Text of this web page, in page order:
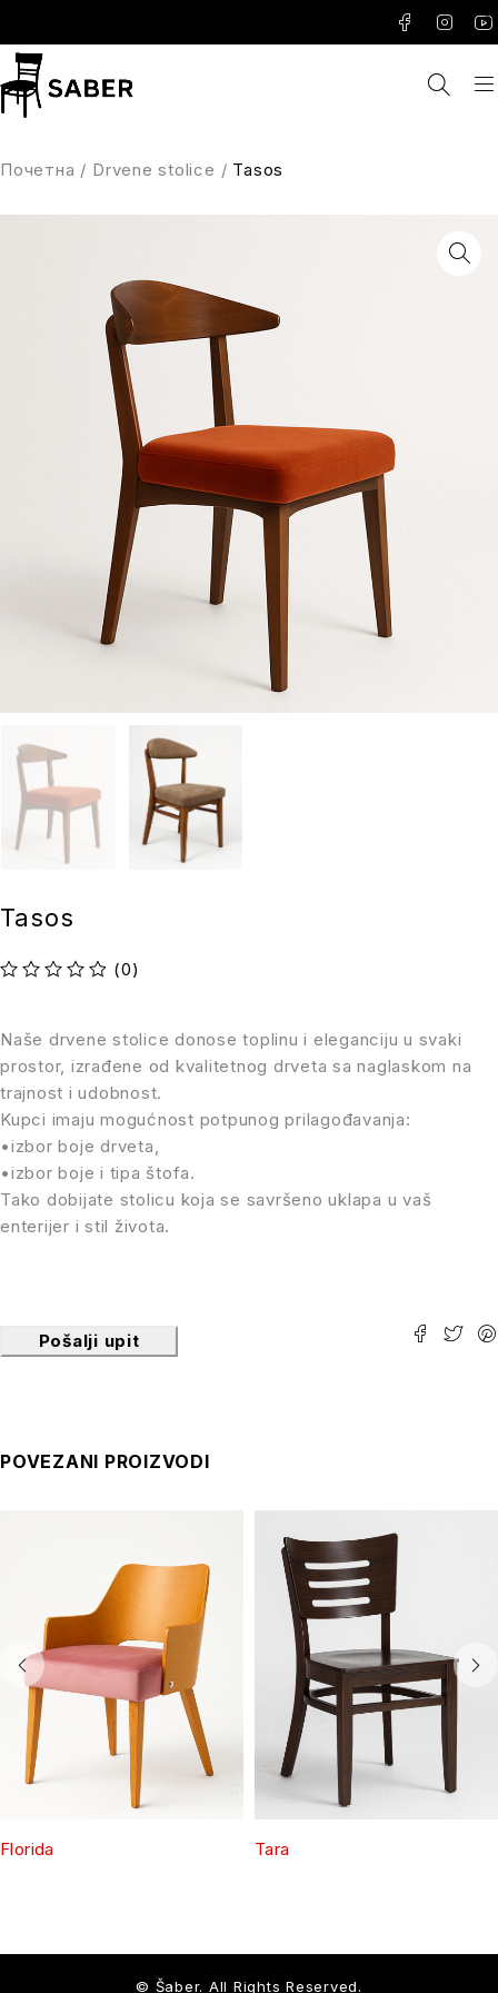
Почетна / Drvene stolice / Tasos
Tasos
(0)
Naše drvene stolice donose toplinu i eleganciju u svaki
prostor, izrađene od kvalitetnog drveta sa naglaskom na
trajnost i udobnost.
Kupci imaju mogućnost potpunog prilagođavanja:
•izbor boje drveta,
•izbor boje i tipa štofa.
Tako dobijate stolicu koja se savršeno uklapa u vaš
enterijer i stil života.
Pošalji upit
POVEZANI PROIZVODI
Florida Tara
© Šaber. All Rights Reserved.